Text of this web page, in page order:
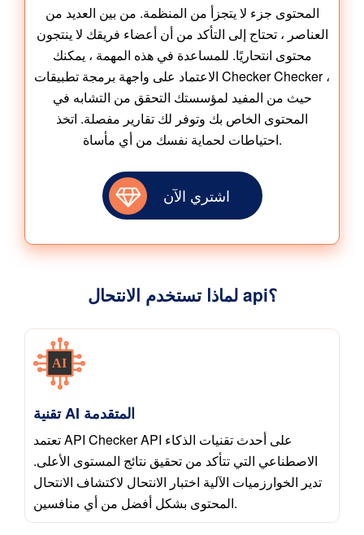
المحتوى جزء لا يتجزأ من المنظمة. من بين العديد من
العناصر ، تحتاج إلى التأكد من أن أعضاء فريقك لا ينتجون
محتوى انتحاريًا. للمساعدة في هذه المهمة ، يمكنك
الاعتماد على واجهة برمجة تطبيقات Checker Checker ،
حيث من المفيد لمؤسستك التحقق من التشابه في
المحتوى الخاص بك وتوفر لك تقارير مفصلة. اتخذ
احتياطات لحماية نفسك من أي مأساة.
اشتري الآن
لماذا تستخدم الانتحال api؟
تقنية AI المتقدمة
تعتمد API Checker API على أحدث تقنيات الذكاء
الاصطناعي التي تتأكد من تحقيق نتائج المستوى الأعلى.
تدير الخوارزميات الآلية اختبار الانتحال لاكتشاف الانتحال
المحتوى بشكل أفضل من أي منافسين.